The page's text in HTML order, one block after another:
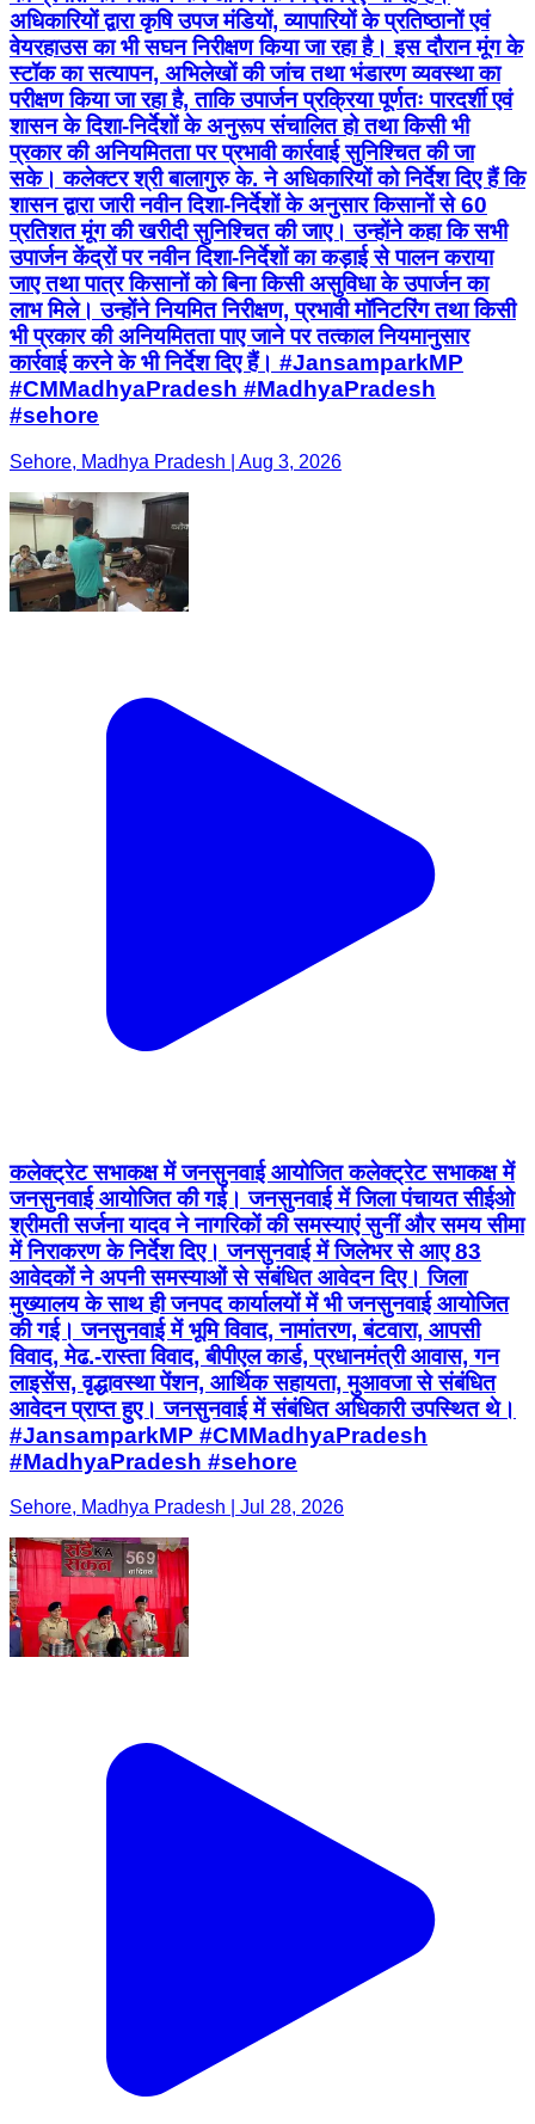
अधिकारियों द्वारा कृषि उपज मंडियों, व्यापारियों के प्रतिष्ठानों एवं
वेयरहाउस का भी सघन निरीक्षण किया जा रहा है। इस दौरान मूंग के
स्टॉक का सत्यापन, अभिलेखों की जांच तथा भंडारण व्यवस्था का
परीक्षण किया जा रहा है, ताकि उपार्जन प्रक्रिया पूर्णतः पारदर्शी एवं
शासन के दिशा-निर्देशों के अनुरूप संचालित हो तथा किसी भी
प्रकार की अनियमितता पर प्रभावी कार्रवाई सुनिश्चित की जा
सके। कलेक्टर श्री बालागुरु के. ने अधिकारियों को निर्देश दिए हैं कि
शासन द्वारा जारी नवीन दिशा-निर्देशों के अनुसार किसानों से 60
प्रतिशत मूंग की खरीदी सुनिश्चित की जाए। उन्होंने कहा कि सभी
उपार्जन केंद्रों पर नवीन दिशा-निर्देशों का कड़ाई से पालन कराया
जाए तथा पात्र किसानों को बिना किसी असुविधा के उपार्जन का
लाभ मिले। उन्होंने नियमित निरीक्षण, प्रभावी मॉनिटरिंग तथा किसी
भी प्रकार की अनियमितता पाए जाने पर तत्काल नियमानुसार
कार्रवाई करने के भी निर्देश दिए हैं। #JansamparkMP
#CMMadhyaPradesh #MadhyaPradesh
#sehore
Sehore, Madhya Pradesh | Aug 3, 2026
कलेक्ट्रेट सभाकक्ष में जनसुनवाई आयोजित कलेक्ट्रेट सभाकक्ष में
जनसुनवाई आयोजित की गई। जनसुनवाई में जिला पंचायत सीईओ
श्रीमती सर्जना यादव ने नागरिकों की समस्याएं सुनीं और समय सीमा
में निराकरण के निर्देश दिए। जनसुनवाई में जिलेभर से आए 83
आवेदकों ने अपनी समस्याओं से संबंधित आवेदन दिए। जिला
मुख्यालय के साथ ही जनपद कार्यालयों में भी जनसुनवाई आयोजित
की गई। जनसुनवाई में भूमि विवाद, नामांतरण, बंटवारा, आपसी
विवाद, मेढ.-रास्ता विवाद, बीपीएल कार्ड, प्रधानमंत्री आवास, गन
लाइसेंस, वृद्धावस्था पेंशन, आर्थिक सहायता, मुआवजा से संबंधित
आवेदन प्राप्त हुए। जनसुनवाई में संबंधित अधिकारी उपस्थित थे।
#JansamparkMP #CMMadhyaPradesh
#MadhyaPradesh #sehore
Sehore, Madhya Pradesh | Jul 28, 2026